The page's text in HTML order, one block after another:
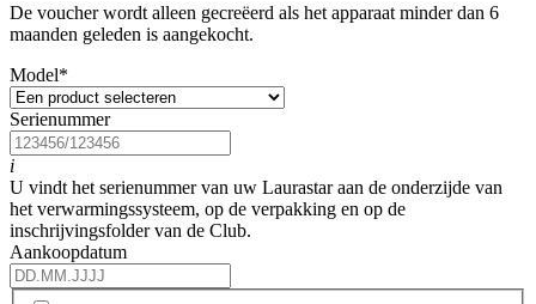
De voucher wordt alleen gecreëerd als het apparaat minder dan 6
maanden geleden is aangekocht.
Model*
Serienummer
i
U vindt het serienummer van uw Laurastar aan de onderzijde van
het verwarmingssysteem, op de verpakking en op de
inschrijvingsfolder van de Club.
Aankoopdatum